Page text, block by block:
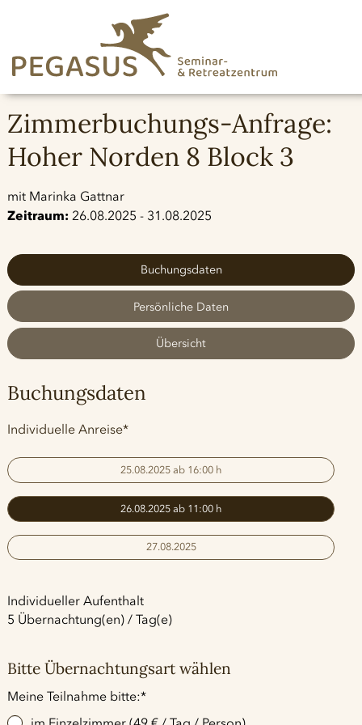
Zimmerbuchungs-Anfrage:
Hoher Norden 8 Block 3
mit Marinka Gattnar
Zeitraum:26.08.2025 - 31.08.2025
Buchungsdaten
Persönliche Daten
Übersicht
Buchungsdaten
Pflichtfeld
Individuelle Anreise*
25.08.2025 ab 16:00 h
26.08.2025 ab 11:00 h
27.08.2025
Individueller Aufenthalt
5 Übernachtung(en) / Tag(e)
Bitte Übernachtungsart wählen
Pflichtfeld
Meine Teilnahme bitte:*